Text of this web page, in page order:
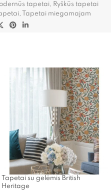
tapetai, Ryškūs tapetai
, Tapetai miegamajam
Tapetai su gelėmis British
Heritage